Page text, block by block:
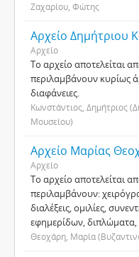
Ζαχαρίου, Φώτης
Αρχείο Δημήτριου
Αρχείο
Το αρχείο αποτελείται
περιλαμβάνουν κυρίως
διαφάνειες.
Κωνστάντιος, Δημήτριος
Μουσείου)
Αρχείο Μαρίας
Αρχείο
Το αρχείο αποτελείται
περιλαμβάνουν:
διαλέξεις, ομιλίες,
εφημερίδων, διπλώματα,
Θεοχάρη, Μαρία